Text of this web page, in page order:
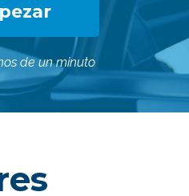
de un minuto